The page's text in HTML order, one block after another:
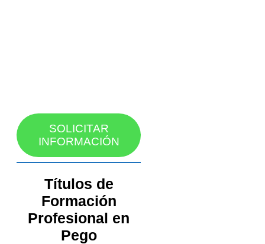
SOLICITAR
INFORMACIÓN
Títulos de
Formación
Profesional en
Pego